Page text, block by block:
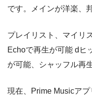
です。メインが洋楽、
プレイリスト、マイリ
Echoで再生が可能 dヒ
が可能、シャッフル再
現在、Prime Musicア